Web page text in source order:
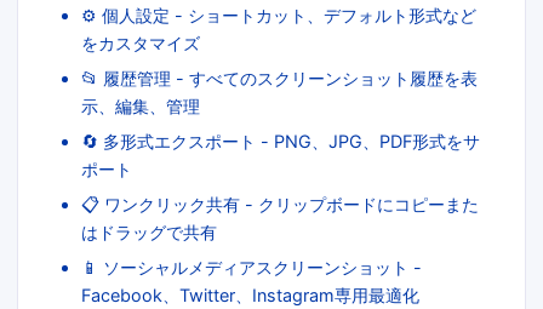
⚙️ 個人設定 - ショートカット、デフォルト形式など
をカスタマイズ
📂 履歴管理 - すべてのスクリーンショット履歴を表
示、編集、管理
🔄 多形式エクスポート - PNG、JPG、PDF形式をサ
ポート
📋 ワンクリック共有 - クリップボードにコピーまた
はドラッグで共有
📱 ソーシャルメディアスクリーンショット -
Facebook、Twitter、Instagram専用最適化